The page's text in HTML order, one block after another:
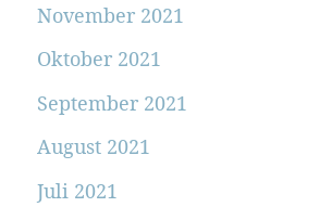
November 2021
Oktober 2021
September 2021
August 2021
Juli 2021